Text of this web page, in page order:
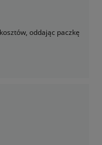
oddając paczkę